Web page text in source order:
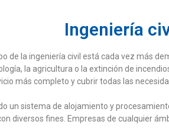
Ingeniería
de la ingeniería civil está cada vez más
la agricultura o la extinción de
más completo y cubrir todas las
un sistema de alojamiento y
diversos fines. Empresas de cualquier